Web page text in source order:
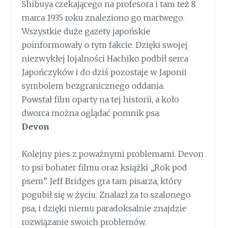
Shibuya czekającego na profesora i tam też 8
marca 1935 roku znaleziono go martwego.
Wszystkie duże gazety japońskie
poinformowały o tym fakcie. Dzięki swojej
niezwykłej lojalności Hachiko podbił serca
Japończyków i do dziś pozostaje w Japonii
symbolem bezgranicznego oddania.
Powstał film oparty na tej historii, a koło
dworca można oglądać pomnik psa.
Devon
Kolejny pies z poważnymi problemami. Devon
to psi bohater filmu oraz książki „Rok pod
psem”. Jeff Bridges gra tam pisarza, który
pogubił się w życiu. Znalazł za to szalonego
psa, i dzięki niemu paradoksalnie znajdzie
rozwiązanie swoich problemów.